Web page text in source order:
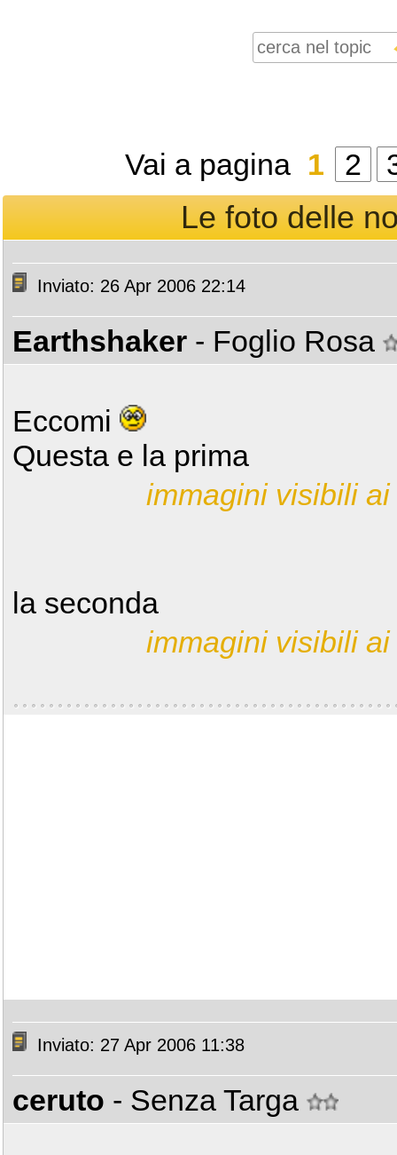
Vai a pagina 1 2
Le foto delle
Inviato: 26 Apr 2006 22:14
Earthshaker - Foglio Rosa
Eccomi
Questa e la prima
immagini visibili
la seconda
immagini visibili
Inviato: 27 Apr 2006 11:38
ceruto - Senza Targa